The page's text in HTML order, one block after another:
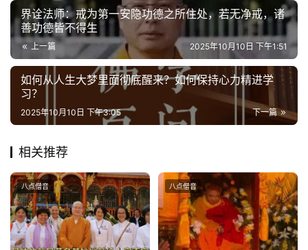
物
寺
院
巡
礼
频
纪
录
佛
界诠法师：戒为第一安隐功德之所住处，若无净戒，诸
善功德皆不得生
上一篇 2025年10月10日 下午1:51
如何从人生大梦里面彻底醒来？如何保持心力精进学
习？
下一篇
2025年10月10日 下午3:05
相关推荐
八点僧音 八点僧音